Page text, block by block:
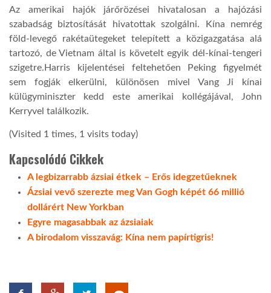
Az amerikai hajók járőrözései hivatalosan a hajózási
szabadság biztosítását hivatottak szolgálni. Kína nemrég
föld-levegő rakétaütegeket telepített a közigazgatása alá
tartozó, de Vietnam által is követelt egyik dél-kínai-tengeri
szigetre.Harris kijelentései feltehetően Peking figyelmét
sem fogják elkerülni, különösen mivel Vang Ji kínai
külügyminiszter kedd este amerikai kollégájával, John
Kerryvel találkozik.
(Visited 1 times, 1 visits today)
Kapcsolódó Cikkek
A legbizarrabb ázsiai étkek – Erős idegzetűeknek
Ázsiai vevő szerezte meg Van Gogh képét 66 millió
dollárért New Yorkban
Egyre magasabbak az ázsiaiak
A birodalom visszavág: Kína nem papírtigris!